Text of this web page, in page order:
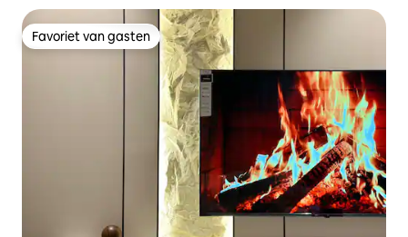
Favoriet van gasten
Favoriet van gasten